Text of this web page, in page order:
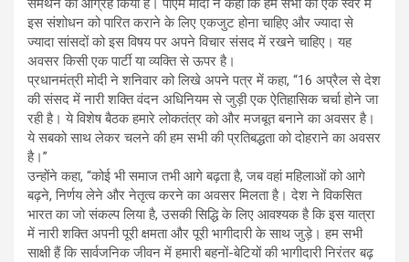
समर्थन का आग्रह किया है। पीएम मोदी ने कहा कि हम सभी को एक स्वर में
इस संशोधन को पारित कराने के लिए एकजुट होना चाहिए और ज्यादा से
ज्यादा सांसदों को इस विषय पर अपने विचार संसद में रखने चाहिए। यह
अवसर किसी एक पार्टी या व्यक्ति से ऊपर है।
प्रधानमंत्री मोदी ने शनिवार को लिखे अपने पत्र में कहा, “16 अप्रैल से देश
की संसद में नारी शक्ति वंदन अधिनियम से जुड़ी एक ऐतिहासिक चर्चा होने जा
रही है। ये विशेष बैठक हमारे लोकतंत्र को और मजबूत बनाने का अवसर है।
ये सबको साथ लेकर चलने की हम सभी की प्रतिबद्धता को दोहराने का अवसर
है।”
उन्होंने कहा, “कोई भी समाज तभी आगे बढ़ता है, जब वहां महिलाओं को आगे
बढ़ने, निर्णय लेने और नेतृत्व करने का अवसर मिलता है। देश ने विकसित
भारत का जो संकल्प लिया है, उसकी सिद्धि के लिए आवश्यक है कि इस यात्रा
में नारी शक्ति अपनी पूरी क्षमता और पूरी भागीदारी के साथ जुड़े। हम सभी
साक्षी हैं कि सार्वजनिक जीवन में हमारी बहनों-बेटियों की भागीदारी निरंतर बढ़